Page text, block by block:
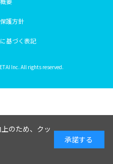
護方針
基づく表記
Inc. All rights reserved.
のため、クッ
承諾する